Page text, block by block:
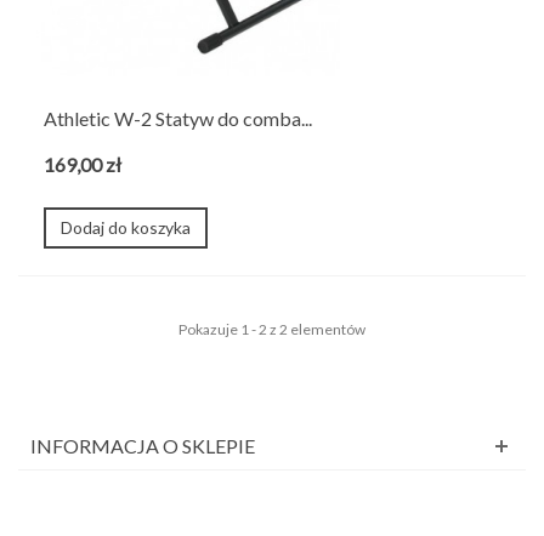
Athletic W-2 Statyw do comba...
169,00 zł
Dodaj do koszyka
Pokazuje 1 - 2 z 2 elementów
INFORMACJA O SKLEPIE